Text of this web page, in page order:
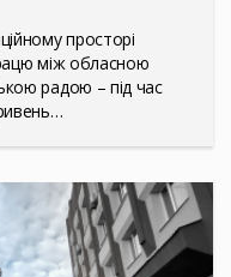
просторі
між обласною
радою – під час